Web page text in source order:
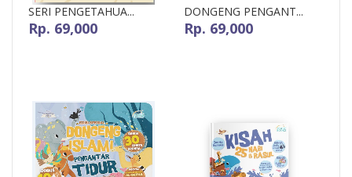
SERI PENGETAHUA...
Rp. 69,000
DONGENG PENGANT...
Rp. 69,000